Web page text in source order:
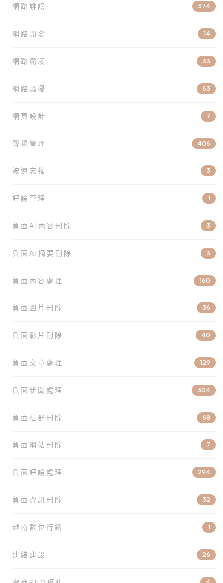
網路誹謗 374
網路開發 14
網路霸凌 33
網路騷擾 63
網頁設計 7
聲譽管理 406
被遺忘權 3
評論管理 1
負面AI內容刪除 3
負面AI摘要刪除 3
負面內容處理 160
負面圖片刪除 36
負面影片刪除 40
負面文章處理 129
負面新聞處理 304
負面社群刪除 68
負面網站刪除 7
負面評論處理 294
負面資訊刪除 32
越南數位行銷 1
連結建設 26